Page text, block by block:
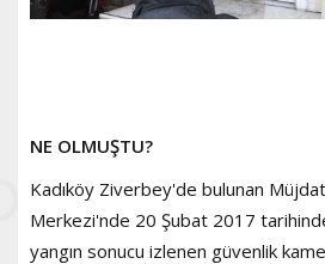
NE OLMUŞTU?
Kadıköy Ziverbey'de bulunan
Merkezi'nde 20 Şubat 2017 tarihinde
yangın sonucu izlenen güvenlik